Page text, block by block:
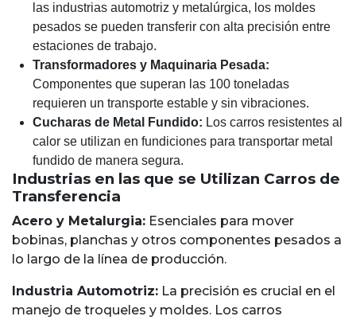
las industrias automotriz y metalúrgica, los moldes
pesados se pueden transferir con alta precisión entre
estaciones de trabajo.
Transformadores y Maquinaria Pesada:
Componentes que superan las 100 toneladas
requieren un transporte estable y sin vibraciones.
Cucharas de Metal Fundido: Los carros resistentes al
calor se utilizan en fundiciones para transportar metal
fundido de manera segura.
Industrias en las que se Utilizan Carros de
Transferencia
Acero y Metalurgia: Esenciales para mover
bobinas, planchas y otros componentes pesados a
lo largo de la línea de producción.
Industria Automotriz: La precisión es crucial en el
manejo de troqueles y moldes. Los carros